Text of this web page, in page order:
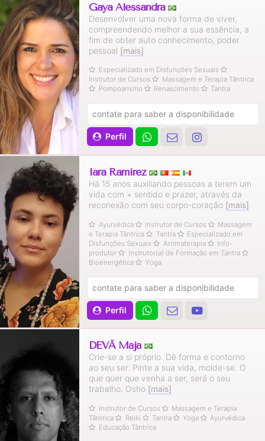
Gaya Alessandra
Desenvolver uma nova forma de viver,
compreendendo melhor a sua essência, a
fim de obter auto conhecimento, poder
pessoal [mais]
Especializado em Disfunções Sexuais
Instrutor de Cursos
Massagem e Terapia Tântrica
Pompoarismo
Renascimento Tantra
Perfil
contate para saber a disponibilidade
Iara Ramirez
Há 15 anos auxiliando pessoas a terem um
vida com + sentido e prazer, através da
reconexão com seu corpo-coração [mais]
Ayurvédica Instrutor de Cursos
Massagem
e Terapia Tântrica
Tantra
Especializado em
Disfunções Sexuais
Aromaterapia
Info-
produtor
Instrutor(a) de Formação em Tantra
Bioenergética
Yoga
Perfil
contate para saber a disponibilidade
DEVĀ Mājā
Crie-se a si próprio. Dê forma e contorno
ao seu ser. Pinte a sua vida, molde-se. O
que quer que venha a ser, será o seu
trabalho. Osho [mais]
Instrutor de Cursos
Massagem e Terapia
Tântrica
Reiki Tantra Yoga
Ayurvédica
Educação Tântrica